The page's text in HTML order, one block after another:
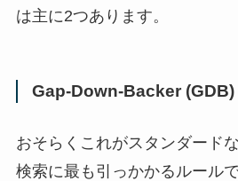
は主に2つあります。
Gap-Down-Backer (GDB)
おそらくこれがスタンダード
検索に最も引っかかるルールで